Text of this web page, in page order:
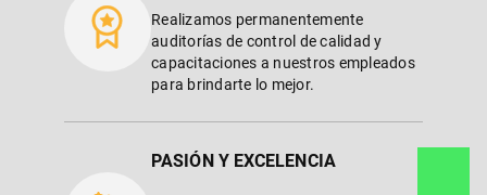
Realizamos permanentemente
auditorías de control de calidad y
capacitaciones a nuestros empleados
para brindarte lo mejor.
PASIÓN Y EXCELENCIA